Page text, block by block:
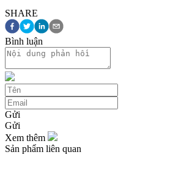
SHARE
Bình luận
Gửi
Gửi
Xem thêm
Sản phẩm liên quan